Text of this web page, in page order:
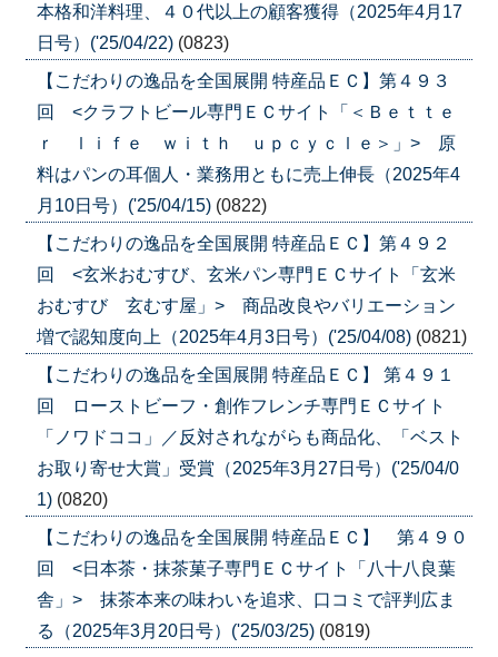
本格和洋料理、４０代以上の顧客獲得（2025年4月17
日号）('25/04/22) (0823)
【こだわりの逸品を全国展開 特産品ＥＣ】第４９３
回 <クラフトビール専門ＥＣサイト「＜Ｂｅｔｔｅ
ｒ ｌｉｆｅ ｗｉｔｈ ｕｐｃｙｃｌｅ＞」> 原
料はパンの耳個人・業務用ともに売上伸長（2025年4
月10日号）('25/04/15) (0822)
【こだわりの逸品を全国展開 特産品ＥＣ】第４９２
回 <玄米おむすび、玄米パン専門ＥＣサイト「玄米
おむすび 玄むす屋」> 商品改良やバリエーション
増で認知度向上（2025年4月3日号）('25/04/08) (0821)
【こだわりの逸品を全国展開 特産品ＥＣ】 第４９１
回 ローストビーフ・創作フレンチ専門ＥＣサイト
「ノワドココ」／反対されながらも商品化、「ベスト
お取り寄せ大賞」受賞（2025年3月27日号）('25/04/0
1) (0820)
【こだわりの逸品を全国展開 特産品ＥＣ】 第４９０
回 <日本茶・抹茶菓子専門ＥＣサイト「八十八良葉
舎」> 抹茶本来の味わいを追求、口コミで評判広ま
る（2025年3月20日号）('25/03/25) (0819)